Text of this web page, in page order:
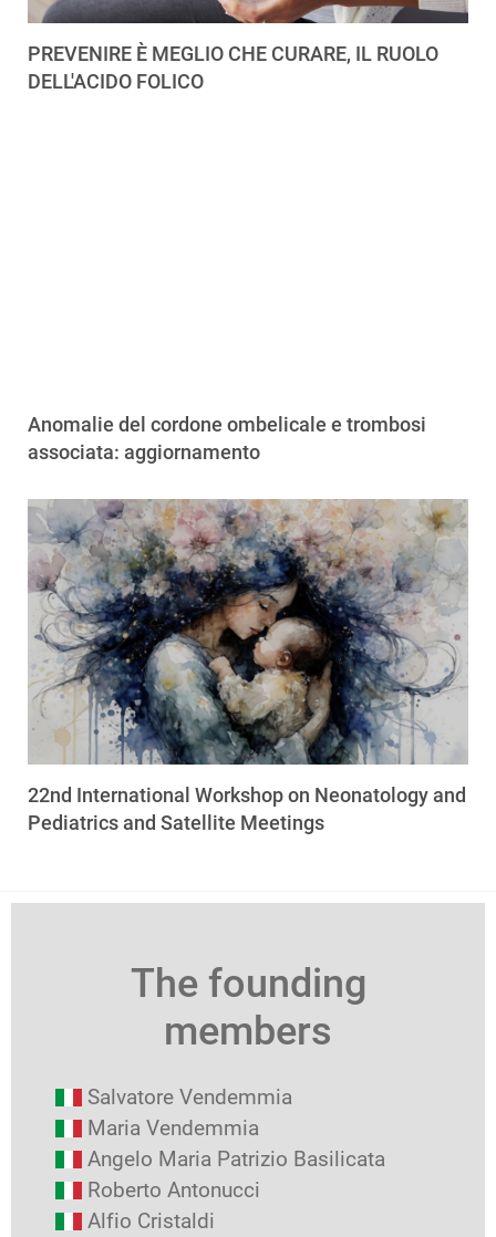
PREVENIRE È MEGLIO CHE CURARE, IL RUOLO
DELL'ACIDO FOLICO
Anomalie del cordone ombelicale e trombosi
associata: aggiornamento
22nd International Workshop on Neonatology and
Pediatrics and Satellite Meetings
The founding
members
Salvatore Vendemmia
Maria Vendemmia
Angelo Maria Patrizio Basilicata
Roberto Antonucci
Alfio Cristaldi